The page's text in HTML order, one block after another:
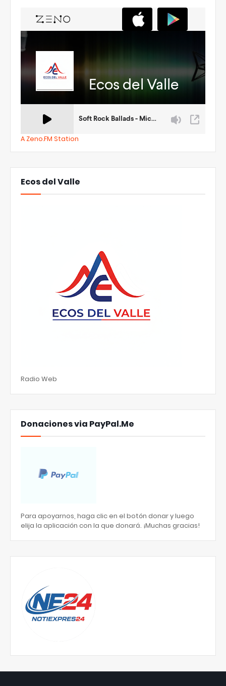
A Zeno.FM Station
Ecos del Valle
Radio Web
Donaciones via PayPal.Me
Para apoyarnos, haga clic en el botón donar y luego
elija la aplicación con la que donará. ¡Muchas gracias!